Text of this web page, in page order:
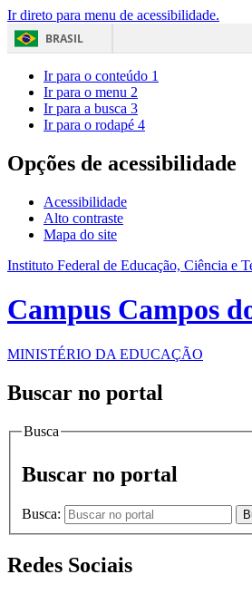
Ir direto para menu de acessibilidade.
BRASIL
Ir para o conteúdo 1
Ir para o menu 2
Ir para a busca 3
Ir para o rodapé 4
Opções de acessibilidade
Acessibilidade
Alto contraste
Mapa do site
Instituto Federal de Educação, Ciência e
Campus Campos
MINISTÉRIO DA EDUCAÇÃO
Buscar no portal
Busca
Buscar no portal
Busca:
Redes Sociais